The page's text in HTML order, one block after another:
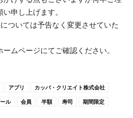
申し上げます。
ついては予告なく変更させていた
ムページにてご確認ください。
アプリ
カッパ・クリエイト株式会社
ル 会員 半額 寿司 期間限定